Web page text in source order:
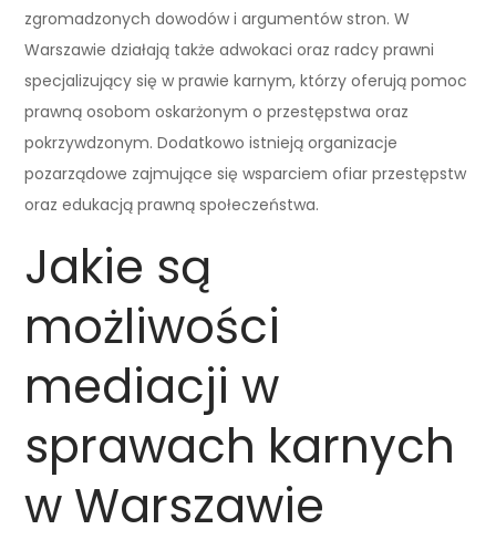
zgromadzonych dowodów i argumentów stron. W
Warszawie działają także adwokaci oraz radcy prawni
specjalizujący się w prawie karnym, którzy oferują pomoc
prawną osobom oskarżonym o przestępstwa oraz
pokrzywdzonym. Dodatkowo istnieją organizacje
pozarządowe zajmujące się wsparciem ofiar przestępstw
oraz edukacją prawną społeczeństwa.
Jakie są
możliwości
mediacji w
sprawach karnych
w Warszawie